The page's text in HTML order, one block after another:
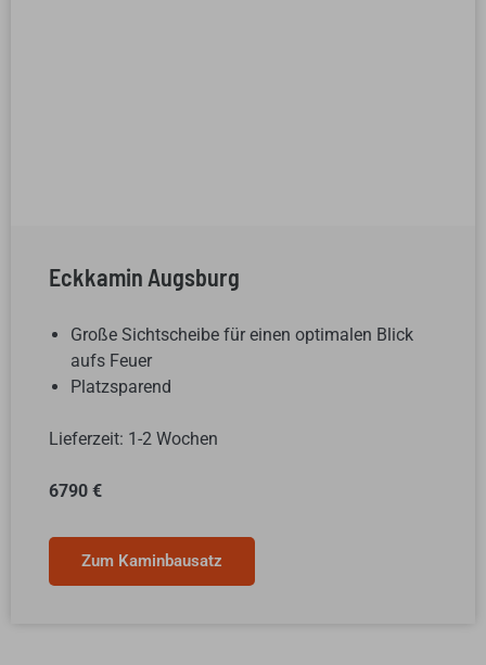
Eckkamin Augsburg
Große Sichtscheibe für einen optimalen Blick
aufs Feuer
Platzsparend
Lieferzeit: 1-2 Wochen
6790 €
Zum Kaminbausatz